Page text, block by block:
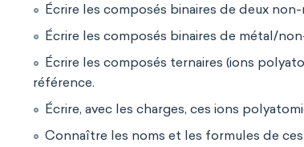
Écrire les composés binaires de deux
Écrire les composés binaires de métal/
Écrire les composés ternaires (ions
référence.
Écrire, avec les charges, ces ions
Connaître les noms et les formules de